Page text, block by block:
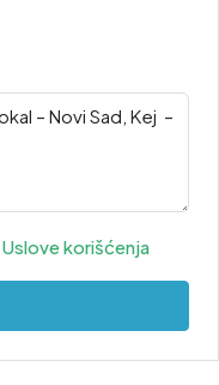
Uslove korišćenja